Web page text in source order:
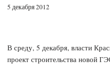
5 декабря 2012
В среду, 5 декабря, власти
проект строительства новой